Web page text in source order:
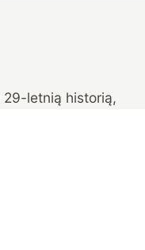
29-letnią historią,